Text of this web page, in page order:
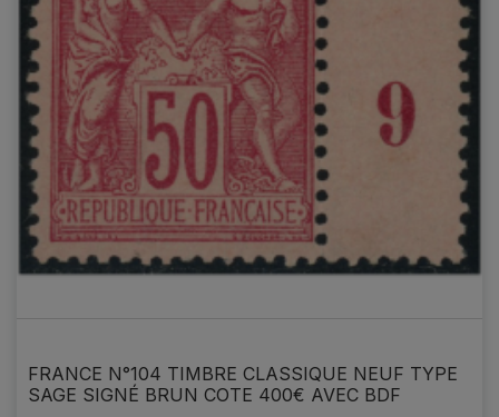
FRANCE N°104 TIMBRE CLASSIQUE NEUF TYPE
SAGE SIGNÉ BRUN COTE 400€ AVEC BDF